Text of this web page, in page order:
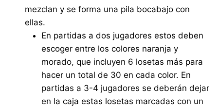
mezclan y se forma una pila bocabajo con
ellas.
En partidas a dos jugadores estos deben
escoger entre los colores naranja y
morado, que incluyen 6 losetas más para
hacer un total de 30 en cada color. En
partidas a 3-4 jugadores se deberán dejar
en la caja estas losetas marcadas con un